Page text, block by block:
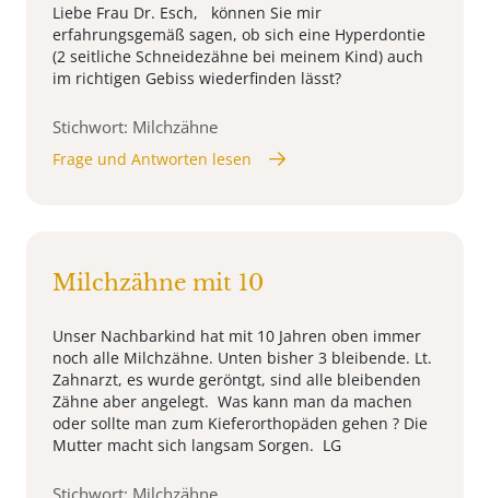
Liebe Frau Dr. Esch, können Sie mir
erfahrungsgemäß sagen, ob sich eine Hyperdontie
(2 seitliche Schneidezähne bei meinem Kind) auch
im richtigen Gebiss wiederfinden lässt?
Stichwort: Milchzähne
Frage und Antworten lesen
Milchzähne mit 10
Unser Nachbarkind hat mit 10 Jahren oben immer
noch alle Milchzähne. Unten bisher 3 bleibende. Lt.
Zahnarzt, es wurde geröntgt, sind alle bleibenden
Zähne aber angelegt. Was kann man da machen
oder sollte man zum Kieferorthopäden gehen ? Die
Mutter macht sich langsam Sorgen. LG
Stichwort: Milchzähne